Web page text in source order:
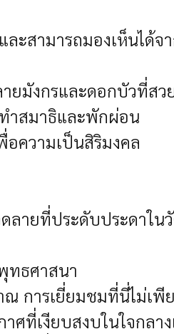
ะสามารถมองเห็นได้จ
ยมังกรและดอกบัวที่สว
ำสมาธิและพักผ่อน
ความเป็นสิริมงคล
ลายที่ประดับประดาใน
ทธศาสนา
การเยี่ยมชมที่นี่ไม่เพี
ศที่เงียบสงบในใจกล